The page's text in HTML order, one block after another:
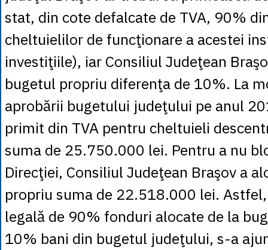
stat, din cote defalcate de TVA, 90%
cheltuielilor de funcţionare a acestei
investiţiile), iar Consiliul Judeţean
bugetul propriu diferenţa de 10%. La
aprobării bugetului judeţului pe anul
primit din TVA pentru cheltuieli
suma de 25.750.000 lei. Pentru a nu
Direcţiei, Consiliul Judeţean Braşov a
propriu suma de 22.518.000 lei.
legală de 90% fonduri alocate de la
10% bani din bugetul judeţului, s-a